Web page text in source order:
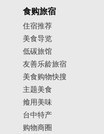
食购旅宿
住宿推荐
美食导览
低碳旅馆
友善乐龄旅宿
美食购物快搜
主题美食
飨用美味
台中特产
购物商圈